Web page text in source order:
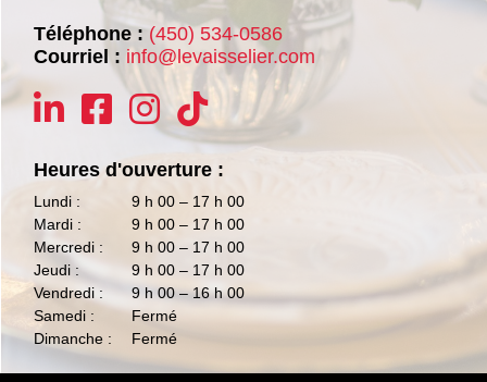
Téléphone : (450) 534-0586
Courriel : info@levaisselier.com
Heures d'ouverture :
Lundi :
Mardi :
Mercredi :
Jeudi :
Vendredi :
Samedi :
Dimanche :
9 h 00 – 17 h 00
9 h 00 – 17 h 00
9 h 00 – 17 h 00
9 h 00 – 17 h 00
9 h 00 – 16 h 00
Fermé
Fermé